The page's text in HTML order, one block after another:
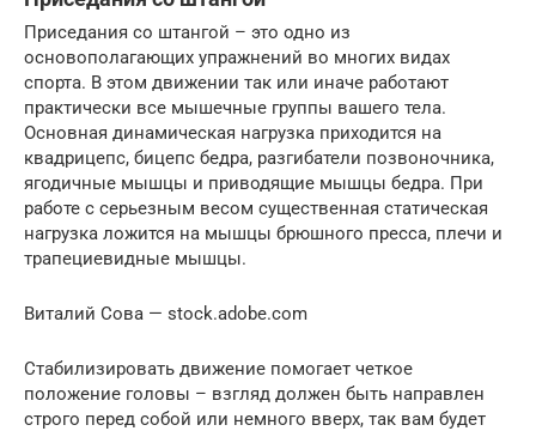
Приседания со штангой – это одно из
основополагающих упражнений во многих видах
спорта. В этом движении так или иначе работают
практически все мышечные группы вашего тела.
Основная динамическая нагрузка приходится на
квадрицепс, бицепс бедра, разгибатели позвоночника,
ягодичные мышцы и приводящие мышцы бедра. При
работе с серьезным весом существенная статическая
нагрузка ложится на мышцы брюшного пресса, плечи и
трапециевидные мышцы.
Виталий Сова — stock.adobe.com
Стабилизировать движение помогает четкое
положение головы – взгляд должен быть направлен
строго перед собой или немного вверх, так вам будет